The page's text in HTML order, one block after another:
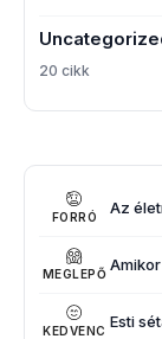
20 cikk
FORRÓ Az
MEGLEPŐ
KEDVENC Esti